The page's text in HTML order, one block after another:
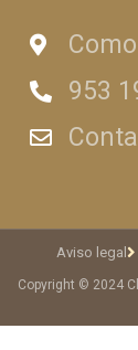
953
Copyright © 2024
Aviso legal